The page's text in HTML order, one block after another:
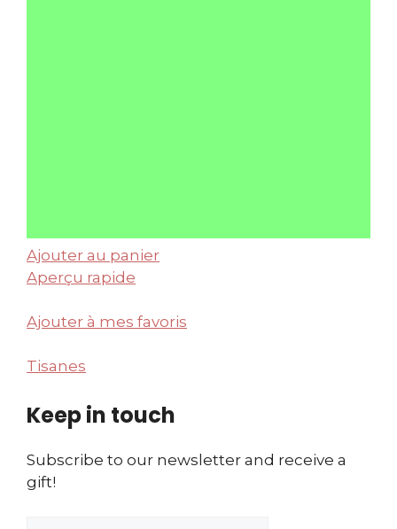
Ajouter au panier
Aperçu rapide
Ajouter à mes favoris
Tisanes
Keep in touch
Subscribe to our newsletter and receive a
gift!